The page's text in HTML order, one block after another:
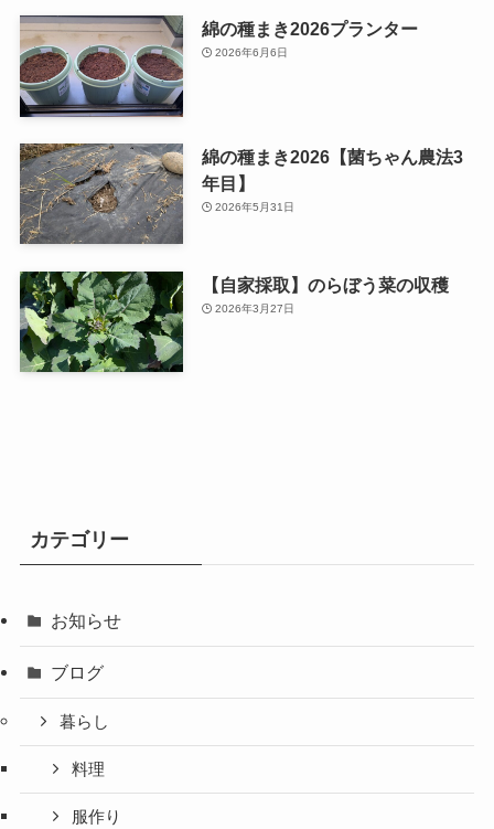
綿の種まき2026プランター
2026年6月6日
綿の種まき2026【菌ちゃん農法3
年目】
2026年5月31日
【自家採取】のらぼう菜の収穫
2026年3月27日
カテゴリー
お知らせ
ブログ
暮らし
料理
服作り